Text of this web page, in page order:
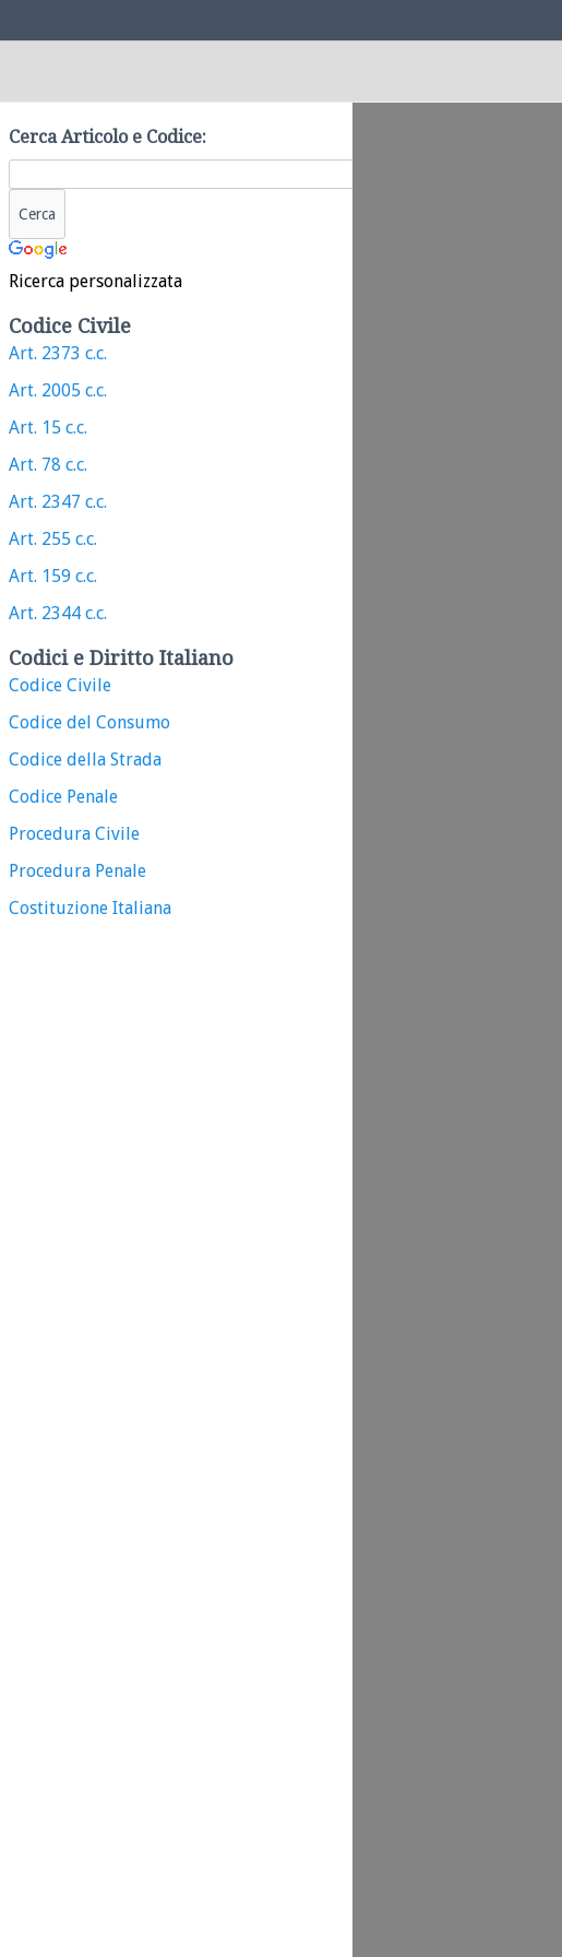
Cerca Articolo e Codice:
Ricerca personalizzata
Codice Civile
Art. 2373 c.c.
Art. 2005 c.c.
Art. 15 c.c.
Art. 78 c.c.
Art. 2347 c.c.
Art. 255 c.c.
Art. 159 c.c.
Art. 2344 c.c.
Codici e Diritto Italiano
Codice Civile
Codice del Consumo
Codice della Strada
Codice Penale
Procedura Civile
Procedura Penale
Costituzione Italiana